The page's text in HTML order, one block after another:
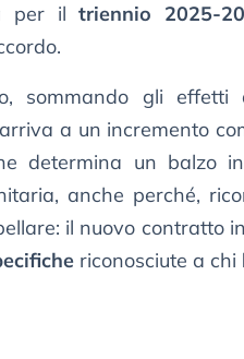
per iltriennio 2025-
sommando gli
a un incremento
determina un balzo
anche perché,
il nuovo contratto
riconosciute a chi